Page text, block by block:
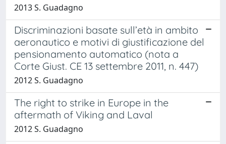
2013 S. Guadagno
Discriminazioni basate sull’età in ambito
aeronautico e motivi di giustificazione del
pensionamento automatico (nota a
Corte Giust. CE 13 settembre 2011, n. 447)
2012 S. Guadagno
The right to strike in Europe in the
aftermath of Viking and Laval
2012 S. Guadagno